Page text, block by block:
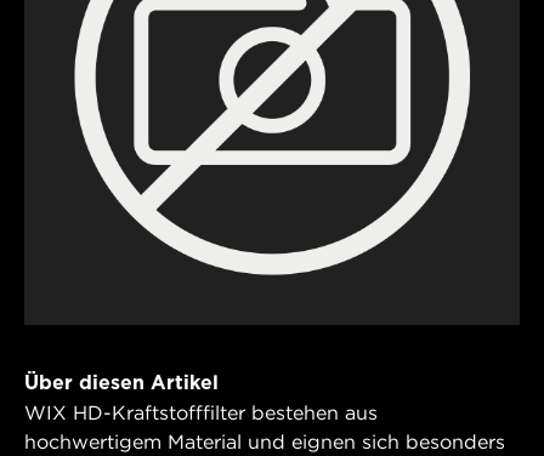
Über diesen Artikel
WIX HD-Kraftstofffilter bestehen aus
hochwertigem Material und eignen sich besonders